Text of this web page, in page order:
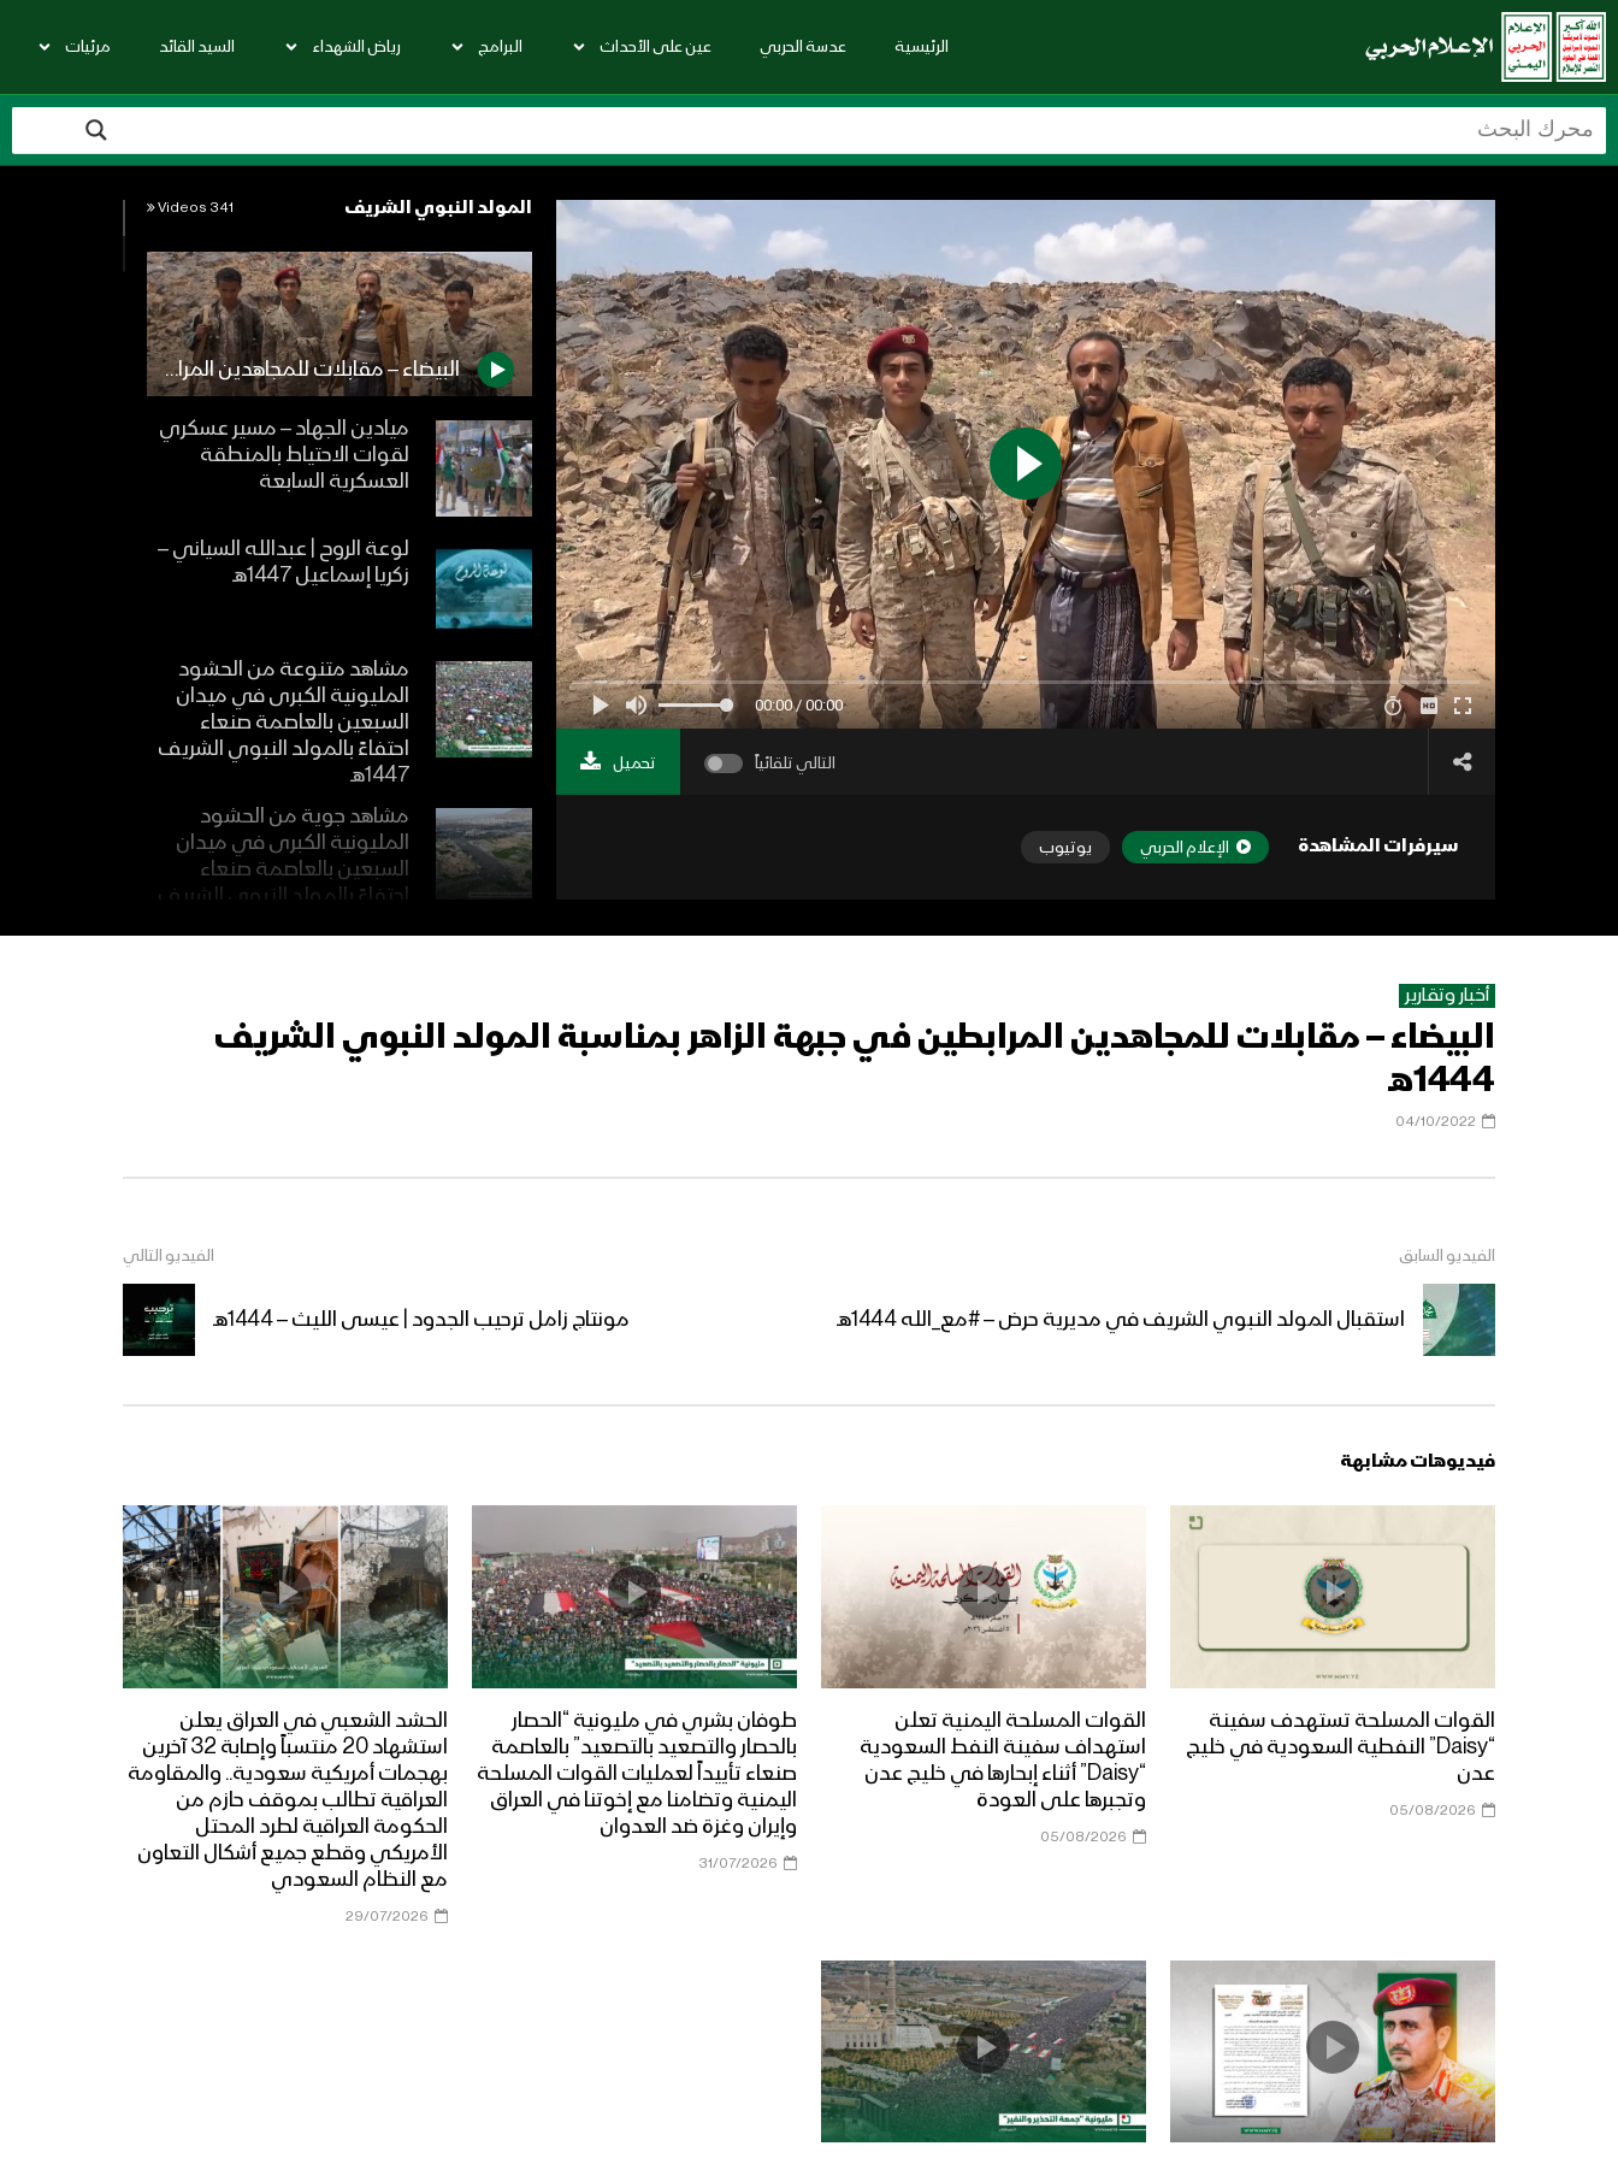
الرئيسية عدسة الحربي عين على الأحداث البرامج رياض الشهداء السيد القائد مرئيات
00:00 / 00:00
التالي تلقائياً تحميل
سيرفرات المشاهدة الإعلام الحربي يوتيوب
المولد النبوي الشريف 341 Videos
البيضاء – مقابلات للمجاهدين المرابطين في جبهة الزاهر بمناسبة المولد النبوي الشريف 1444هـ
ميادين الجهاد – مسير عسكري
لقوات الاحتياط بالمنطقة
العسكرية السابعة
لوعة الروح | عبدالله السياني –
زكريا إسماعيل 1447هـ
مشاهد متنوعة من الحشود
المليونية الكبرى في ميدان
السبعين بالعاصمة صنعاء
احتفاءً بالمولد النبوي الشريف
1447هـ
مشاهد جوية من الحشود
المليونية الكبرى في ميدان
السبعين بالعاصمة صنعاء
احتفاءً بالمولد النبوي الشريف
المولد النبوي الشريف من
المولد النبوي 1447هـ
مأرب – مقابلات بمناسبة
المولد النبوي الشريف في
العبدية 1447هــ
مأرب – إطلاق الالعاب النارية
في الجوبة احتفاءا بذكرى مولد
الرسول الاكرم
صعدة – مسير ضوئي لقوات
حرس الحدود من مركز المحافظة
إلى دماج بمناسبة قدوم
المولد النبوي – 1447هـ
أخبار وتقارير
البيضاء – مقابلات للمجاهدين المرابطين في جبهة الزاهر بمناسبة المولد النبوي الشريف
1444هـ
04/10/2022
الفيديو السابق
استقبال المولد النبوي الشريف في مديرية حرض – #مع_الله 1444هـ
الفيديو التالي
مونتاج زامل ترحيب الجدود | عيسى الليث – 1444هـ
فيديوهات مشابهة
القوات المسلحة تستهدف سفينة
“Daisy” النفطية السعودية في خليج
عدن
05/08/2026
القوات المسلحة اليمنية تعلن
استهداف سفينة النفط السعودية
“Daisy” أثناء إبحارها في خليج عدن
وتجبرها على العودة
05/08/2026
طوفان بشري في مليونية “الحصار
بالحصار والتصعيد بالتصعيد” بالعاصمة
صنعاء تأييداً لعمليات القوات المسلحة
اليمنية وتضامنا مع إخوتنا في العراق
وإيران وغزة ضد العدوان
31/07/2026
الحشد الشعبي في العراق يعلن
استشهاد 20 منتسباً وإصابة 32 آخرين
بهجمات أمريكية سعودية.. والمقاومة
العراقية تطالب بموقف حازم من
الحكومة العراقية لطرد المحتل
الأمريكي وقطع جميع أشكال التعاون
مع النظام السعودي
29/07/2026